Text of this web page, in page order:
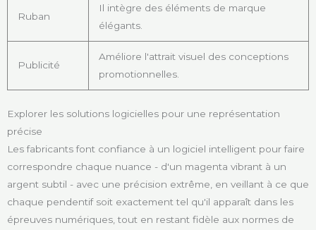
Ruban
Il intègre des éléments de marque
élégants.
Publicité
Améliore l'attrait visuel des conceptions
promotionnelles.
Explorer les solutions logicielles pour une représentation
précise
Les fabricants font confiance à un logiciel intelligent pour faire
correspondre chaque nuance - d'un magenta vibrant à un
argent subtil - avec une précision extrême, en veillant à ce que
chaque pendentif soit exactement tel qu'il apparaît dans les
épreuves numériques, tout en restant fidèle aux normes de